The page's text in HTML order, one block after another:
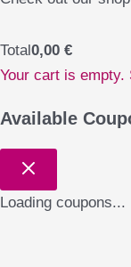
Total0,00 €
Your cart is
Available
Loading coupons...